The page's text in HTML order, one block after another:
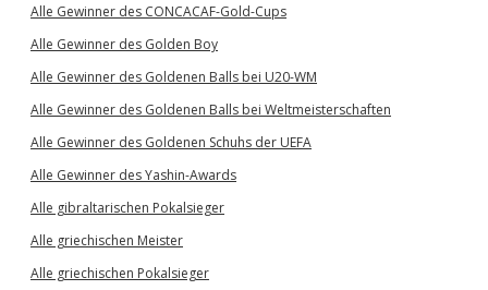
Alle Gewinner des CONCACAF-Gold-Cups
Alle Gewinner des Golden Boy
Alle Gewinner des Goldenen Balls bei U20-WM
Alle Gewinner des Goldenen Balls bei Weltmeisterschaften
Alle Gewinner des Goldenen Schuhs der UEFA
Alle Gewinner des Yashin-Awards
Alle gibraltarischen Pokalsieger
Alle griechischen Meister
Alle griechischen Pokalsieger